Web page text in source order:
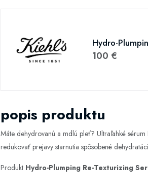
Hydro-
100 €
popis produktu
Máte dehydrovanú a mdlú pleť? Ultraľahké
redukovať prejavy starnutia spôsobené
Produkt Hydro-Plumping Re-Texturizing